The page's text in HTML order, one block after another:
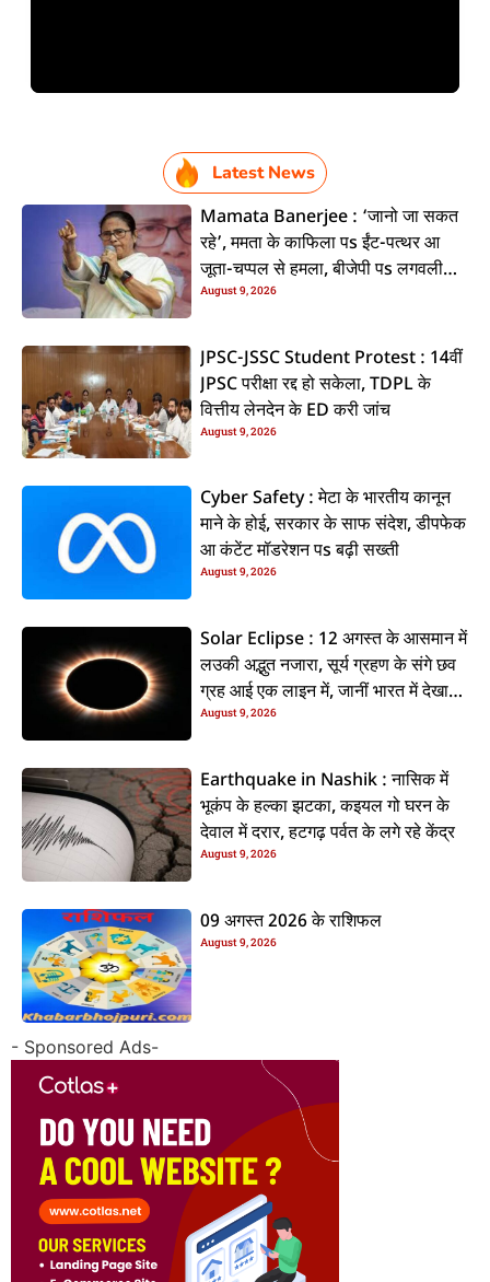
Latest News
Mamata Banerjee : ‘जानो जा सकत
रहे’, ममता के काफिला पs ईंट-पत्थर आ
जूता-चप्पल से हमला, बीजेपी पs लगवली
आरोप
August 9, 2026
JPSC-JSSC Student Protest : 14वीं
JPSC परीक्षा रद्द हो सकेला, TDPL के
वित्तीय लेनदेन के ED करी जांच
August 9, 2026
Cyber Safety : मेटा के भारतीय कानून
माने के होई, सरकार के साफ संदेश, डीपफेक
आ कंटेंट मॉडरेशन पs बढ़ी सख्ती
August 9, 2026
Solar Eclipse : 12 अगस्त के आसमान में
लउकी अद्भुत नजारा, सूर्य ग्रहण के संगे छव
ग्रह आई एक लाइन में, जानीं भारत में देखाई
दी कि ना?
August 9, 2026
Earthquake in Nashik : नासिक में
भूकंप के हल्का झटका, कइयल गो घरन के
देवाल में दरार, हटगढ़ पर्वत के लगे रहे केंद्र
August 9, 2026
09 अगस्त 2026 के राशिफल
August 9, 2026
- Sponsored Ads-